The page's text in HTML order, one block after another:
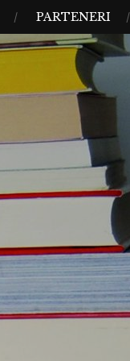
PARTENERI